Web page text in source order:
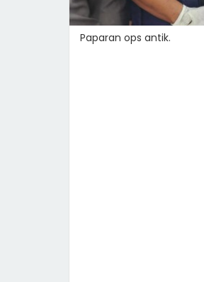
Paparan ops antik.